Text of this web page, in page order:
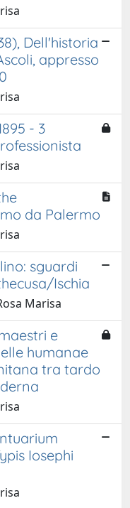
Dell'historia
appresso
- 3
da Palermo
sguardi
Ischia
Marisa
e
humanae
tra tardo
Iosephi